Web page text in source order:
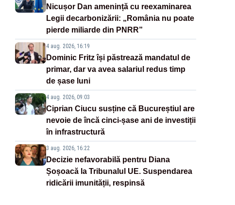
Nicușor Dan amenință cu reexaminarea
Legii decarbonizării: „România nu poate
pierde miliarde din PNRR”
4 aug. 2026, 16:19
Dominic Fritz își păstrează mandatul de
primar, dar va avea salariul redus timp
de șase luni
4 aug. 2026, 09:03
Ciprian Ciucu susține că Bucureștiul are
nevoie de încă cinci-șase ani de investiții
în infrastructură
3 aug. 2026, 16:22
Decizie nefavorabilă pentru Diana
Șoșoacă la Tribunalul UE. Suspendarea
ridicării imunității, respinsă